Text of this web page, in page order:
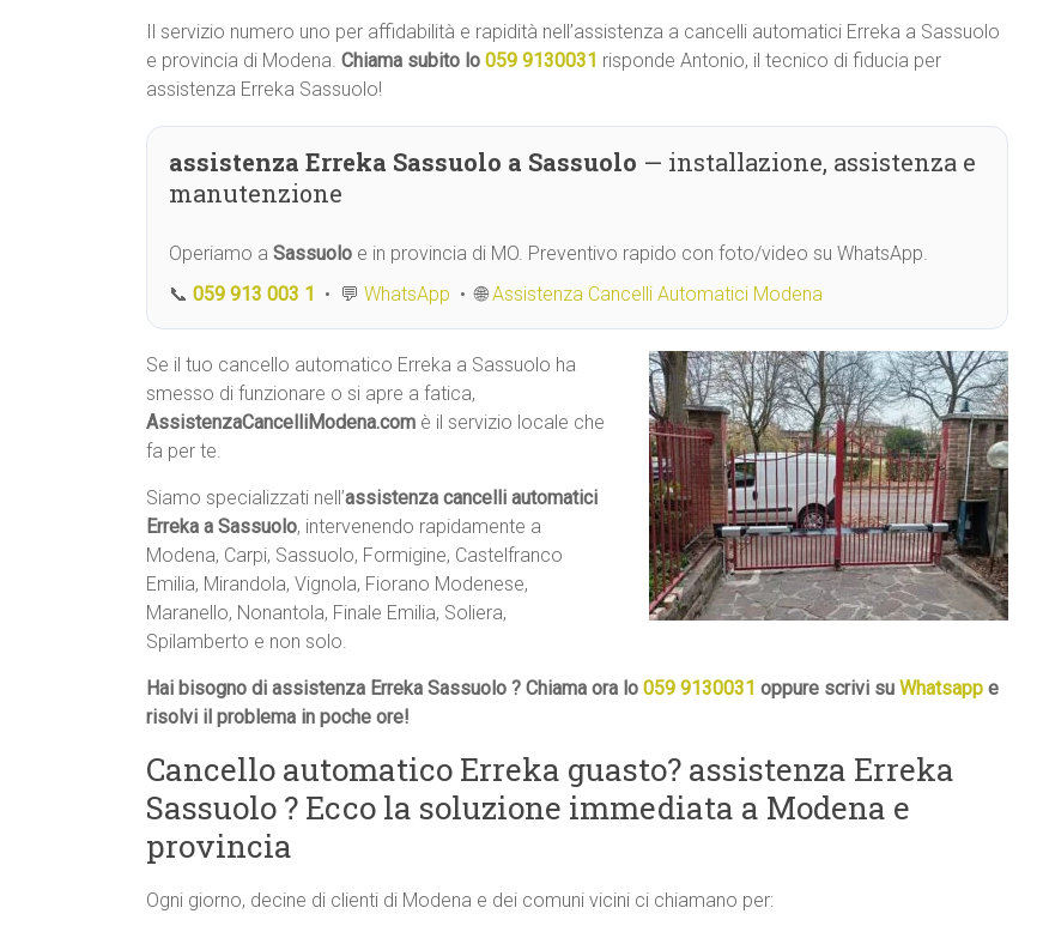
Il servizio numero uno per affidabilità e rapidità nell’assistenza a cancelli automatici Erreka a Sassuolo
e provincia di Modena. Chiama subito lo 059 9130031 risponde Antonio, il tecnico di fiducia per
assistenza Erreka Sassuolo!
assistenza Erreka Sassuolo a Sassuolo — installazione, assistenza e
manutenzione
Operiamo a Sassuolo e in provincia di MO. Preventivo rapido con foto/video su WhatsApp.
📞 059 913 003 1 • 💬 WhatsApp • 🌐Assistenza Cancelli Automatici Modena
Se il tuo cancello automatico Erreka a Sassuolo ha
smesso di funzionare o si apre a fatica,
AssistenzaCancelliModena.com è il servizio locale che
fa per te.
Siamo specializzati nell’assistenza cancelli automatici
Erreka a Sassuolo, intervenendo rapidamente a
Modena, Carpi, Sassuolo, Formigine, Castelfranco
Emilia, Mirandola, Vignola, Fiorano Modenese,
Maranello, Nonantola, Finale Emilia, Soliera,
Spilamberto e non solo.
Hai bisogno di assistenza Erreka Sassuolo ? Chiama ora lo 059 9130031 oppure scrivi su Whatsapp e
risolvi il problema in poche ore!
Cancello automatico Erreka guasto? assistenza Erreka
Sassuolo ? Ecco la soluzione immediata a Modena e
provincia
Ogni giorno, decine di clienti di Modena e dei comuni vicini ci chiamano per: